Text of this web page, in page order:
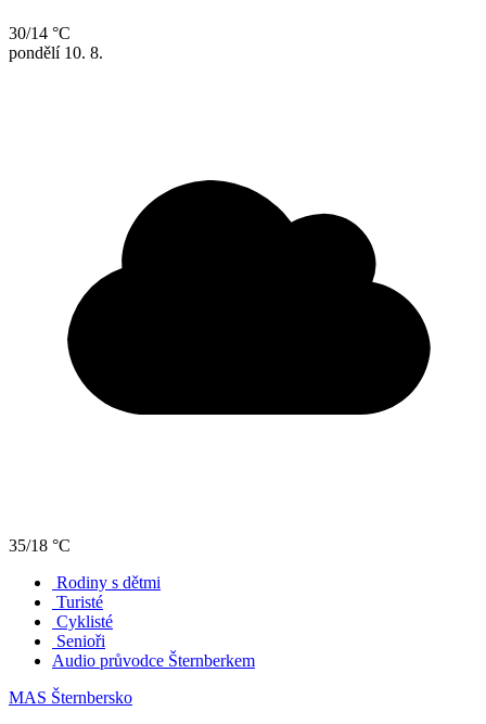
30/14 °C
pondělí 10. 8.
35/18 °C
Rodiny s dětmi
Turisté
Cyklisté
Senioři
Audio průvodce Šternberkem
MAS Šternbersko